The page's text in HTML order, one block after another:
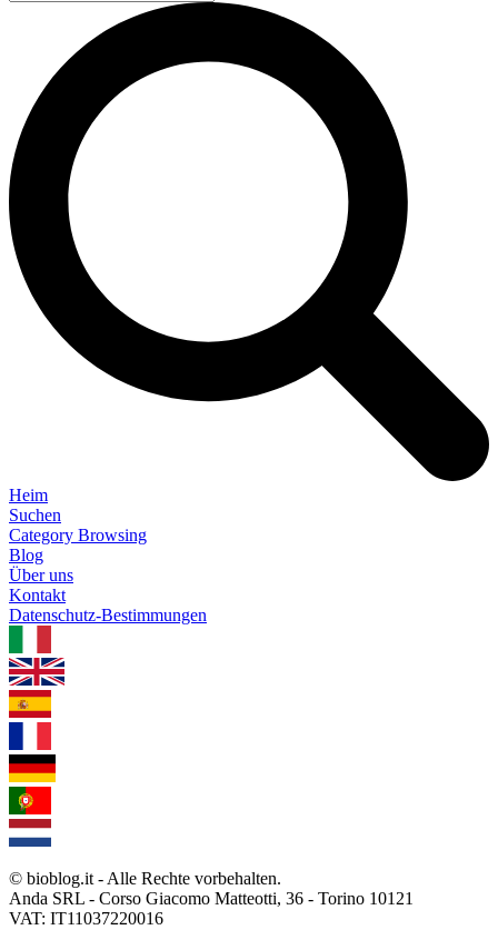
Heim
Suchen
Category Browsing
Blog
Über uns
Kontakt
Datenschutz-Bestimmungen
© bioblog.it - Alle Rechte vorbehalten.
Anda SRL - Corso Giacomo Matteotti, 36 - Torino 10121
VAT: IT11037220016